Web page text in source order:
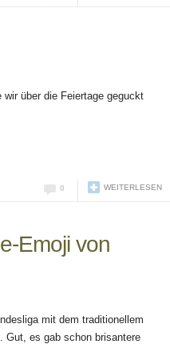
über die Feiertage geguckt
WEITERLESEN
0
Emoji von
mit dem traditionellem
Gut, es gab schon brisantere